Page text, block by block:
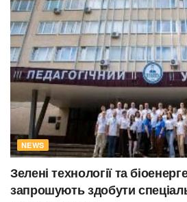
NEWS
Зелені технології та
запрошують здобути